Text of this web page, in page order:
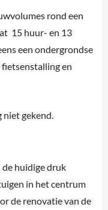
rond een
15 huur- en 13
een ondergrondse
fietsenstalling en
niet gekend.
de huidige druk
in het centrum
de renovatie van de